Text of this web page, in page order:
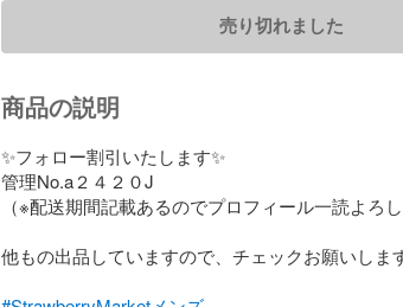
売り切れました
商品の説明
✨フォロー割引いたします✨
管理No.a２４２０J
（※配送期間記載あるのでプロフィール一読よろ
他もの出品していますので、チェックお願いしま